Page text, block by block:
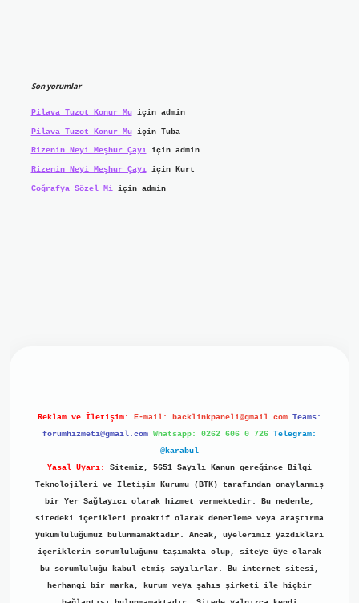
Son yorumlar
Pilava Tuzot Konur Muiçin admin
Pilava Tuzot Konur Muiçin Tuba
Rizenin Neyi Meşhur Çayıiçin admin
Rizenin Neyi Meşhur Çayıiçin Kurt
Coğrafya Sözel Miiçin admin
Reklam ve İletişim: E-mail: backlinkpaneli@gmail.com Teams:
forumhizmeti@gmail.com Whatsapp: 0262 606 0 726 Telegram:
@karabul
Yasal Uyarı:
Sitemiz, 5651 Sayılı Kanun gereğince Bilgi
Teknolojileri ve İletişim Kurumu (BTK) tarafından onaylanmış
bir Yer Sağlayıcı olarak hizmet vermektedir. Bu nedenle,
sitedeki içerikleri proaktif olarak denetleme veya araştırma
yükümlülüğümüz bulunmamaktadır. Ancak, üyelerimiz yazdıkları
içeriklerin sorumluluğunu taşımakta olup, siteye üye olarak
bu sorumluluğu kabul etmiş sayılırlar. Bu internet sitesi,
herhangi bir marka, kurum veya şahıs şirketi ile hiçbir